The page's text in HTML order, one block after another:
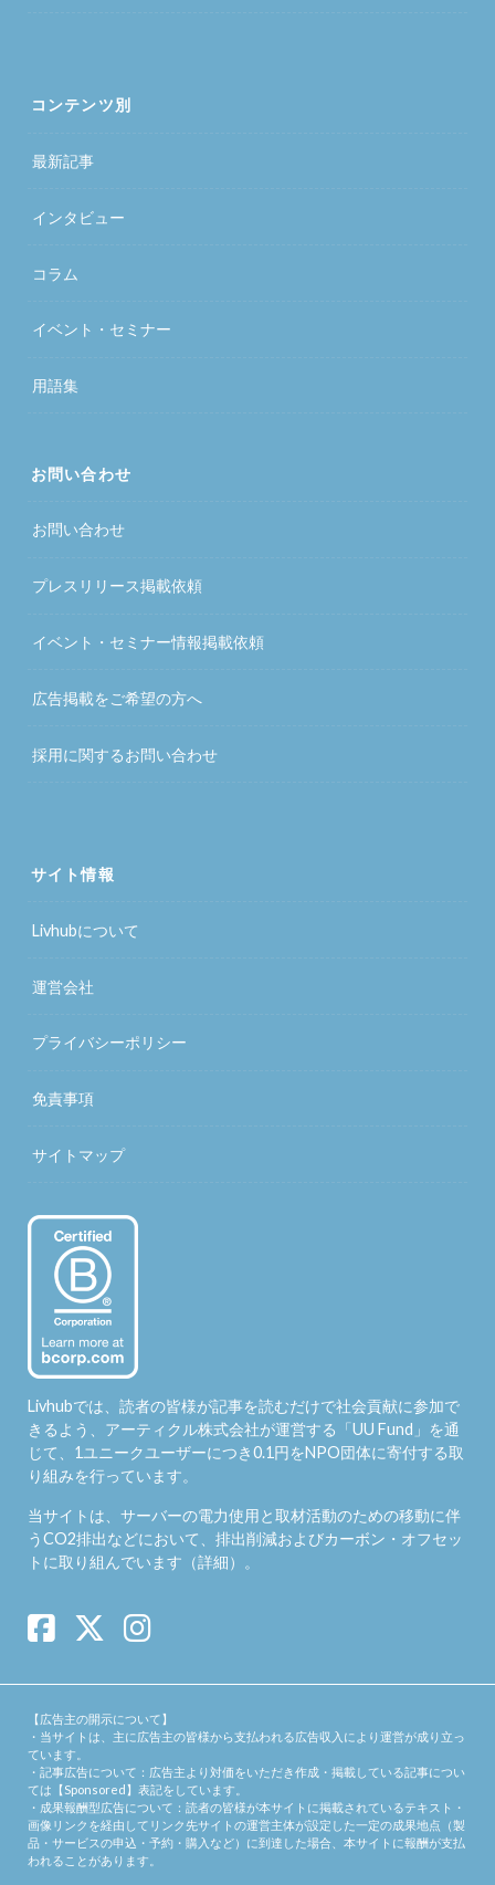
コンテンツ別
最新記事
インタビュー
コラム
イベント・セミナー
用語集
お問い合わせ
お問い合わせ
プレスリリース掲載依頼
イベント・セミナー情報掲載依頼
広告掲載をご希望の方へ
採用に関するお問い合わせ
サイト情報
Livhubについて
運営会社
プライバシーポリシー
免責事項
サイトマップ
Livhubでは、読者の皆様が記事を読むだけで社会貢献に参加で
きるよう、アーティクル株式会社が運営する「UU Fund 」を通
じて、1ユニークユーザーにつき0.1円をNPO団体に寄付する取
り組みを行っています。
当サイトは、サーバーの電力使用と取材活動のための移動に伴
うCO2排出などにおいて、排出削減およびカーボン・オフセッ
トに取り組んでいます（詳細）。
【広告主の開示について】
・当サイトは、主に広告主の皆様から支払われる広告収入により運営が成り立っ
ています。
・記事広告について：広告主より対価をいただき作成・掲載している記事につい
ては【Sponsored】表記をしています。
・成果報酬型広告について：読者の皆様が本サイトに掲載されているテキスト・
画像リンクを経由してリンク先サイトの運営主体が設定した一定の成果地点（製
品・サービスの申込・予約・購入など）に到達した場合、本サイトに報酬が支払
われることがあります。